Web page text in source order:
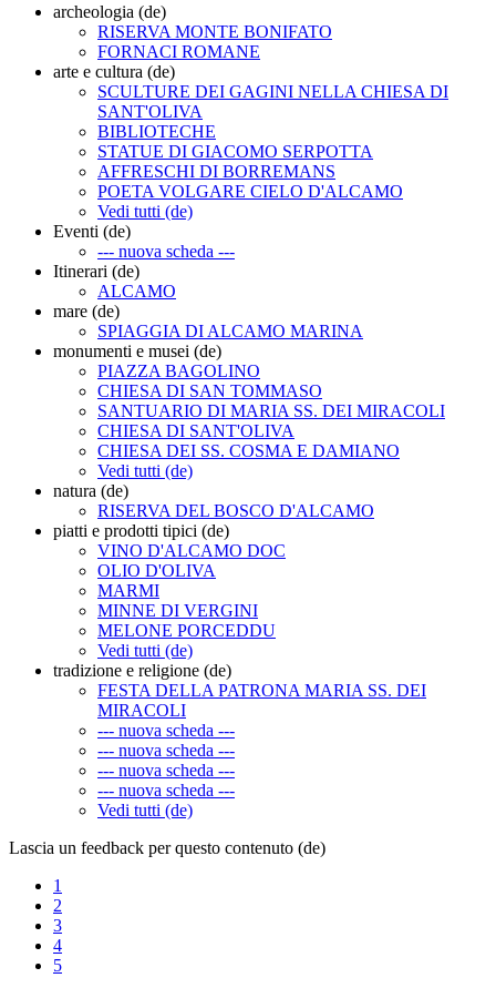
archeologia (de)
RISERVA MONTE BONIFATO
FORNACI ROMANE
arte e cultura (de)
SCULTURE DEI GAGINI NELLA CHIESA DI
SANT'OLIVA
BIBLIOTECHE
STATUE DI GIACOMO SERPOTTA
AFFRESCHI DI BORREMANS
POETA VOLGARE CIELO D'ALCAMO
Vedi tutti (de)
Eventi (de)
--- nuova scheda ---
Itinerari (de)
ALCAMO
mare (de)
SPIAGGIA DI ALCAMO MARINA
monumenti e musei (de)
PIAZZA BAGOLINO
CHIESA DI SAN TOMMASO
SANTUARIO DI MARIA SS. DEI MIRACOLI
CHIESA DI SANT'OLIVA
CHIESA DEI SS. COSMA E DAMIANO
Vedi tutti (de)
natura (de)
RISERVA DEL BOSCO D'ALCAMO
piatti e prodotti tipici (de)
VINO D'ALCAMO DOC
OLIO D'OLIVA
MARMI
MINNE DI VERGINI
MELONE PORCEDDU
Vedi tutti (de)
tradizione e religione (de)
FESTA DELLA PATRONA MARIA SS. DEI
MIRACOLI
--- nuova scheda ---
--- nuova scheda ---
--- nuova scheda ---
--- nuova scheda ---
Vedi tutti (de)
Lascia un feedback per questo contenuto (de)
1
2
3
4
5